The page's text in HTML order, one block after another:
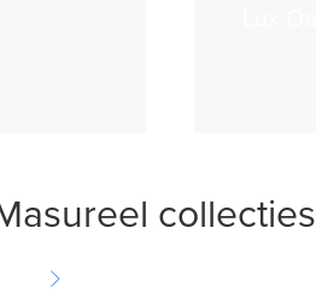
collecties